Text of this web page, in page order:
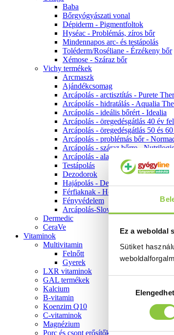
Ez a weboldal
Sütiket
kiválasztása
Baba
Bőrgyógyászati vonal
Dépiderm - Pigmentfoltok
Hyséac - Problémás, zíros bőr
Mindennapos arc- és testápolás
Toléderm/Roséliane - Érzékeny bőr
Xémose - Száraz bőr
Vichy termékek
Arcmaszk
Ajándékcsomag
Arcápolás - arctisztítás - Purete
Arcápolás - hidratálás - Aqualia
Arcápolás - ideális bőrért - Idealia
Arcápolás - öregedésgátlás 40 év
Arcápolás - öregedésgátlás 50 és
Arcápolás - problémás bőr -
Arcápolás - száraz bőrre -
Arcápolás - alapozók
Testápolás
Dezodorok
Hajápolás - Dercos
Férfiaknak - Homme
Fényvédelem
Arcápolás-Slow Age
Dermedic
CeraVe
Vitaminok
Multivitamin
Felnőtt
Gyerek
LXR vitaminok
GAL termékek
Kalcium
B-vitamin
Koenzim Q10
C-vitaminok
Magnézium
Porc és csont erősítők